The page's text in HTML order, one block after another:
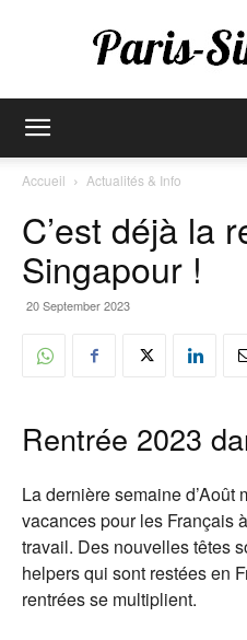
Accueil Actualités & Info
C’est déjà la
Singapour !
20 September 2023
Rentrée 2023
La dernière semaine d’Août
vacances pour les Français
travail. Des nouvelles têtes
helpers qui sont restées en
rentrées se multiplient.